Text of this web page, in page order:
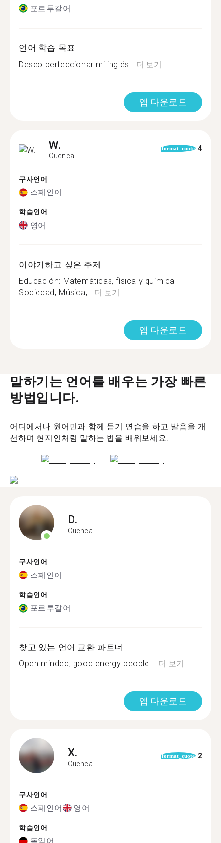
포르투갈어
언어 학습 목표
Deseo perfeccionar mi inglés... 더 보기
앱 다운로드
W.
Cuenca
format_quote 4
구사언어
스페인어
학습언어
영어
이야기하고 싶은 주제
Educación: Matemáticas, física y química
Sociedad, Música,... 더 보기
앱 다운로드
말하기는 언어를 배우는 가장 빠른
방법입니다.
어디에서나 원어민과 함께 듣기 연습을 하고 발음을 개
선하며 현지인처럼 말하는 법을 배워보세요.
D.
Cuenca
구사언어
스페인어
학습언어
포르투갈어
찾고 있는 언어 교환 파트너
Open minded, good energy people....더 보기
앱 다운로드
X.
Cuenca
format_quote 2
구사언어
스페인어 영어
학습언어
독일어